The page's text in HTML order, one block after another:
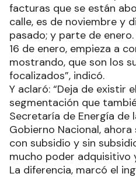
facturas que se están
calle, es de noviembre y
pasado; y parte de
16 de enero, empieza a
mostrando, que son los
focalizados”, indicó.
Y aclaró: “Deja de existir
segmentación que
Secretaría de Energía de
Gobierno Nacional,
con subsidio y sin
mucho poder adquisitivo
La diferencia, marcó el